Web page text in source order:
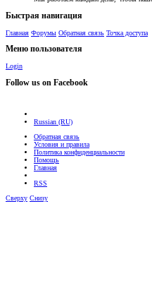
Быстрая навигация
Главная Форумы Обратная связь Точка доступа
Меню пользователя
Login
Follow us on Facebook
Russian (RU)
Обратная связь
Условия и правила
Политика конфиденциальности
Помощь
Главная
RSS
Сверху Снизу